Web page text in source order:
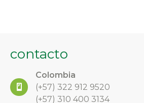
contacto
Colombia
(+57) 322 912 9520
(+57) 310 400 3134